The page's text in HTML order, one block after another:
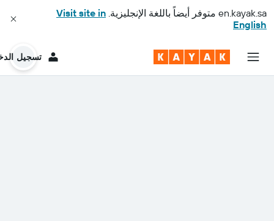
en.kayak.sa متوفر أيضاً باللغة الإنجليزية. Visit site in
English
تسجيل